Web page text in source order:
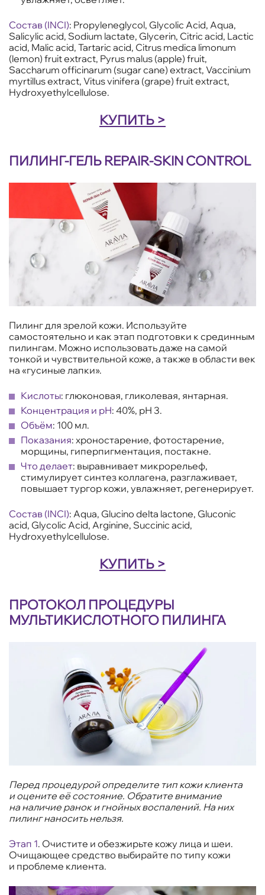
Состав (INCI): Propyleneglycol, Glycolic Acid, Aqua,
Salicylic acid, Sodium lactate, Glycerin, Citric acid, Lactic
acid, Malic acid, Tartaric acid, Citrus medica limonum
(lemon) fruit extract, Pyrus malus (apple) fruit,
Saccharum officinarum (sugar cane) extract, Vaccinium
myrtillus extract, Vitus vinifera (grape) fruit extract,
Hydroxyethylcellulose.
КУПИТЬ >
ПИЛИНГ-ГЕЛЬ REPAIR-SKIN CONTROL
Пилинг для зрелой кожи. Используйте
самостоятельно и как этап подготовки к срединным
пилингам. Можно использовать даже на самой
тонкой и чувствительной коже, а также в области век
на «гусиные лапки».
Кислоты: глюконовая, гликолевая, янтарная.
Концентрация и рН: 40%, рН 3.
Объём: 100 мл.
Показания: хроностарение, фотостарение,
морщины, гиперпигментация, постакне.
Что делает: выравнивает микрорельеф,
стимулирует синтез коллагена, разглаживает,
повышает тургор кожи, увлажняет, регенерирует.
Состав (INCI): Aqua, Glucino delta lactone, Gluconic
acid, Glycolic Acid, Arginine, Succinic acid,
Hydroxyethylcellulose.
КУПИТЬ >
ПРОТОКОЛ ПРОЦЕДУРЫ
МУЛЬТИКИСЛОТНОГО ПИЛИНГА
Перед процедурой определите тип кожи клиента
и оцените её состояние. Обратите внимание
на наличие ранок и гнойных воспалений. На них
пилинг наносить нельзя.
Этап 1. Очистите и обезжирьте кожу лица и шеи.
Очищающее средство выбирайте по типу кожи
и проблеме клиента.